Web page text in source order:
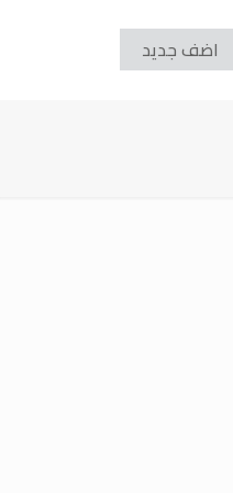
اضف جديد